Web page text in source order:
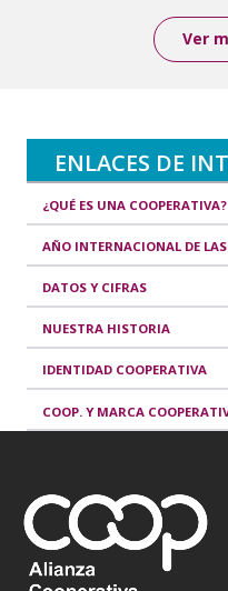
Ver
ENLACES DE
¿QUÉ ES UNA COOPERATIVA?
AÑO INTERNACIONAL DE
DATOS Y CIFRAS
NUESTRA HISTORIA
IDENTIDAD COOPERATIVA
COOP. Y MARCA